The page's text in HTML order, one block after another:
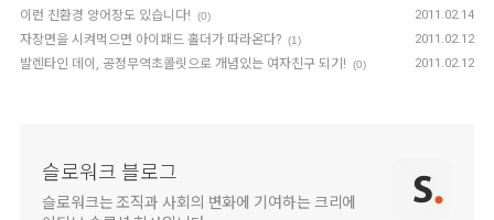
이런 친환경 양어장도 있습니다! (0) 2011.02.14
자장면을 시켜먹으면 아이패드 홀더가 따라온다? (1) 2011.02.12
발렌타인 데이, 공정무역초콜릿으로 개념있는 여자친구 되기! (0) 2011.02.12
슬로워크 블로그
슬로워크는 조직과 사회의 변화에 기여하는 크리에